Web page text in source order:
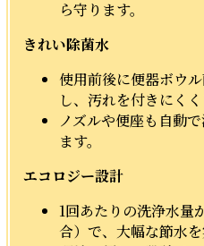
ら守ります。
きれい除菌水
使用前後に便器ボウ
し、汚れを付きにくく
ノズルや便座も自動
ます。
エコロジー設計
1回あたりの洗浄水量
合）で、大幅な節水を